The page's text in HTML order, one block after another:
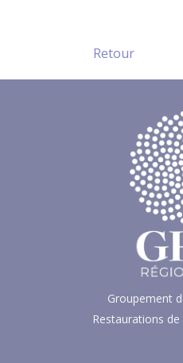
Retour
Groupement
Restaurations